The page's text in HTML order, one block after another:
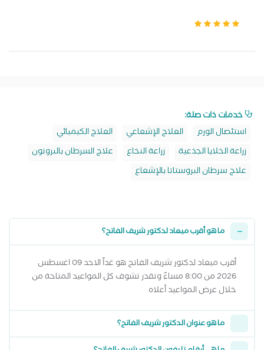
خدمات ذات صلة:
استئصال الورم
العلاج الإشعاعي
العلاج الكيميائي
زراعة الخلايا الجذعية
زراعة النخاع
علاج السرطان بالبروتون
علاج سرطان البروستاتا بالإشعاع
ما هو أقرب ميعاد لدكتور شريف الفاتح؟
أقرب ميعاد لدكتور شريف الفاتح هو غداً الاحد 09 اغسطس
2026 من 8:00 مساءً وتقدر تشوف كل المواعيد المتاحة من
خلال عرض المواعيد أعلاه
ما هو عنوان الدكتور شريف الفاتح؟